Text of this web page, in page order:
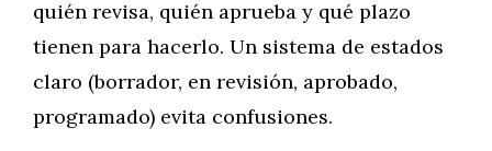
quién revisa, quién aprueba y qué plazo
tienen para hacerlo. Un sistema de estados
claro (borrador, en revisión, aprobado,
programado) evita confusiones.